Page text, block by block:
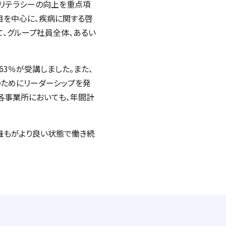
テラシーの向上を重点項
中心に、疾病に関する啓
グループ社員全体、あるい
％が受講しました。また、
めにリーダーシップを発
業所においても、年間計
がより良い状態で働き続